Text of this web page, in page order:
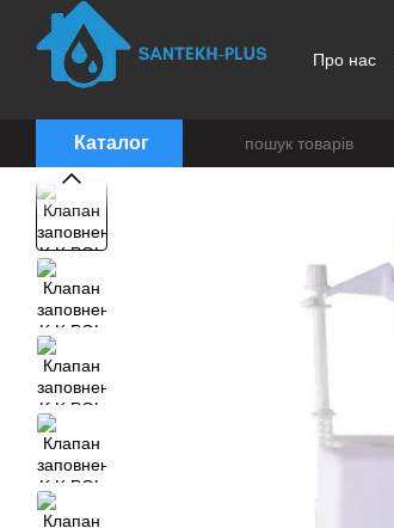
Перейти до основного контенту
Про нас
Каталог